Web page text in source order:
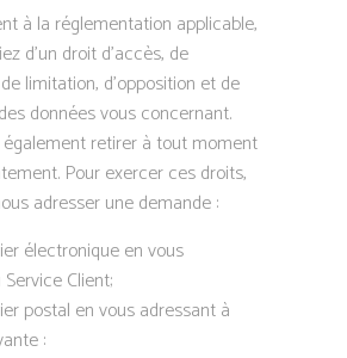
à la réglementation applicable,
d’un droit d’accès, de
limitation, d’opposition et de
données vous concernant.
retirer à tout moment
Pour exercer ces droits,
adresser une demande :
électronique en vous
Client;
postal en vous adressant à
: